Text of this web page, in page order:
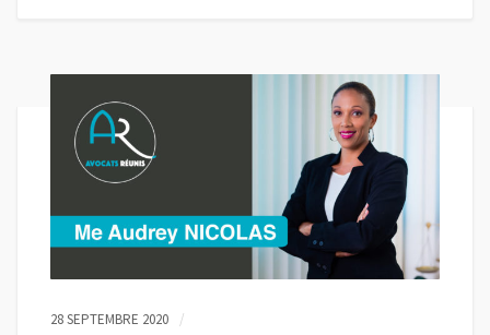
28 SEPTEMBRE 2020